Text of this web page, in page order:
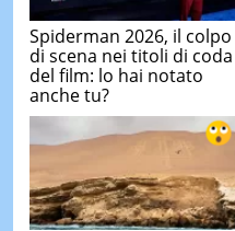
Spiderman 2026, il colpo
di scena nei titoli di coda
del film: lo hai notato
anche tu?